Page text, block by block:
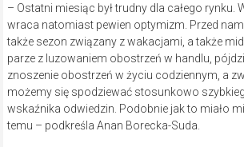
– Ostatni miesiąc był trudny dla całego rynku.
wraca natomiast pewien optymizm. Przed
także sezon związany z wakacjami, a także
parze z luzowaniem obostrzeń w handlu,
znoszenie obostrzeń w życiu codziennym, a
możemy się spodziewać stosunkowo
wskaźnika odwiedzin. Podobnie jak to miało
temu – podkreśla Anan Borecka-Suda.